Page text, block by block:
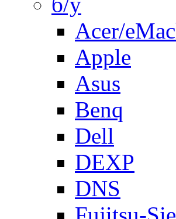
Acer/
Apple
Asus
Benq
Dell
DEXP
DNS